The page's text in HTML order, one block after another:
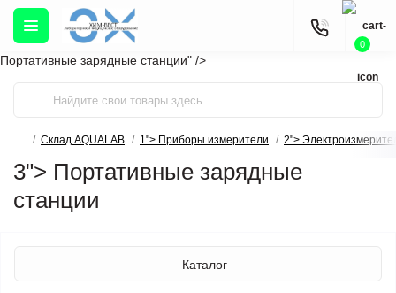
Портативные зарядные станции" />
0
Склад AQUALAB 1"> Приборы измерители 2">
3"> Портативные зарядные
станции
Каталог